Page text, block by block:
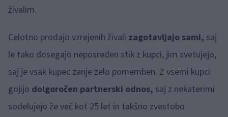
živalim.
Celotno prodajo vzrejenih živali zagotavljajo sami, saj
le tako dosegajo neposreden stik z kupci, jim svetujejo,
saj je vsak kupec zanje zelo pomemben. Z vsemi kupci
gojijo dolgoročen partnerski odnos, saj z nekaterimi
sodelujejo že več kot 25 let in takšno zvestobo